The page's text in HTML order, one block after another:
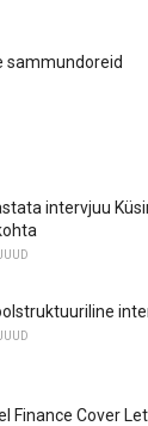
sammundoreid
intervjuu
Finance Cover